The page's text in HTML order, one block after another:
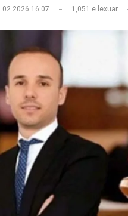
16:07 1,051 e lexuar